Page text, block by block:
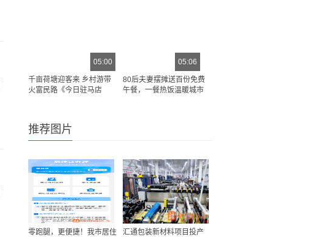
05:00
千亩荷塘迎客来 乡村游带
火富民路《今日驻马店
05:06
80后夫妻摆摊送百份免费
午餐，一餐热饭温暖城市
推荐图片
零跑腿，更便捷！我市居住
汇通包装新材料项目投产